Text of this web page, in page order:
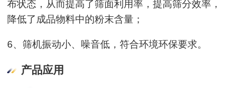
布状态，从而提高了筛面利用率，提高筛分效率，
降低了成品物料中的粉末含量；
6、筛机振动小、噪音低，符合环境环保要求。
产品应用